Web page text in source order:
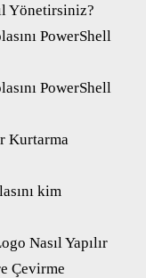
Yönetirsiniz?
PowerShell
PowerShell
Kurtarma
kim
Nasıl Yapılır
Çevirme